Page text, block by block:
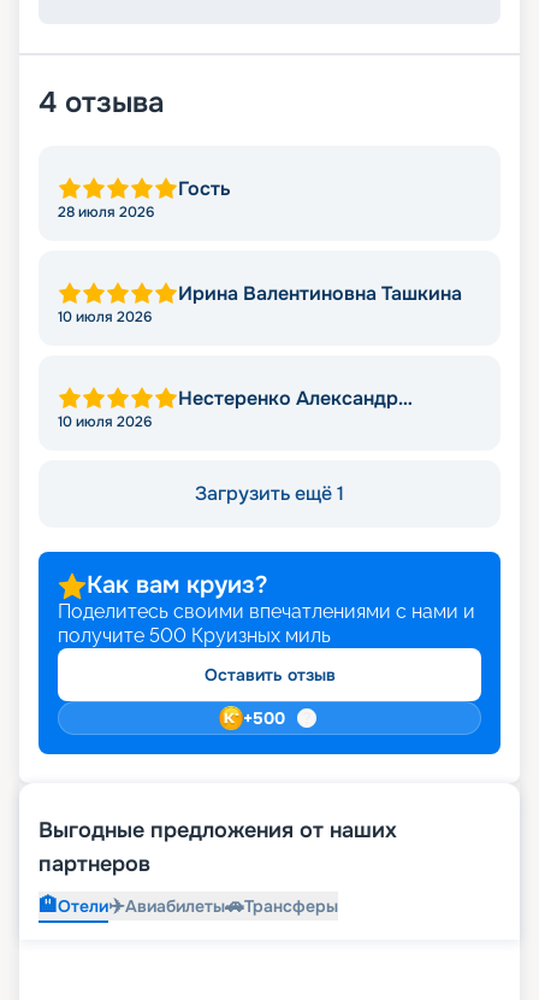
4 отзыва
Гость
28 июля 2026
Ирина Валентиновна Ташкина
10 июля 2026
Нестеренко Александр
10 июля 2026
Загрузить ещё 1
Как вам круиз?
Поделитесь своими впечатлениями с нами и
получите 500 Круизных миль
Оставить отзыв
+500
Выгодные предложения от наших
партнеров
🏨Отели✈️Авиабилеты🚗Трансферы